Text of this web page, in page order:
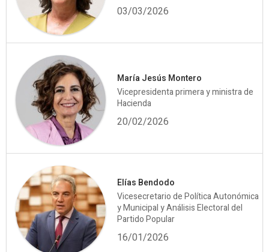
03/03/2026
María Jesús Montero
Vicepresidenta primera y ministra de
Hacienda
20/02/2026
Elías Bendodo
Vicesecretario de Política Autonómica
y Municipal y Análisis Electoral del
Partido Popular
16/01/2026